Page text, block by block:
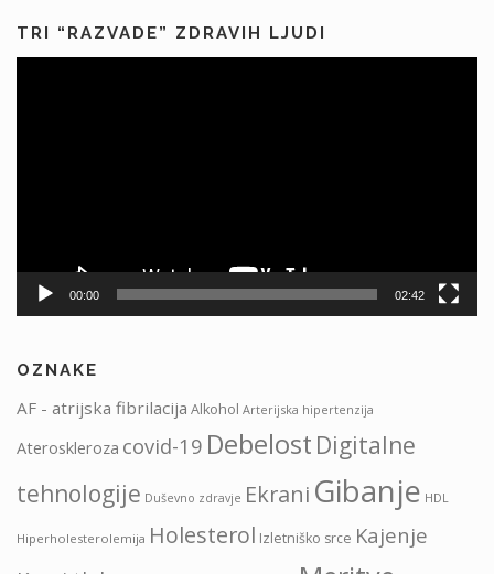
TRI “RAZVADE” ZDRAVIH LJUDI
00:00 02:42
OZNAKE
AF - atrijska fibrilacija Alkohol Arterijska hipertenzija
Ateroskleroza covid-19 Debelost Digitalne
tehnologije Duševno zdravje Ekrani Gibanje HDL
Hiperholesterolemija Holesterol Izletniško srce Kajenje